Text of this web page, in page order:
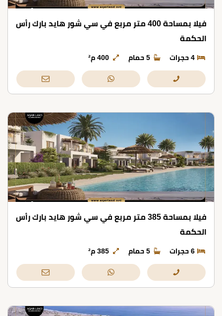
فيلا بمساحة 400 متر مربع في سي شور هايد بارك رأس
الحكمة
4 حجرات 5 حمام 400 م²
فيلا بمساحة 385 متر مربع في سي شور هايد بارك رأس
الحكمة
6 حجرات 5 حمام 385 م²